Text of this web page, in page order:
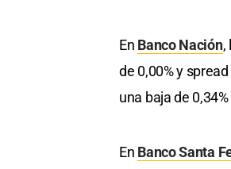
En Banco Nación,
de 0,00% y
una baja de
En Banco Santa